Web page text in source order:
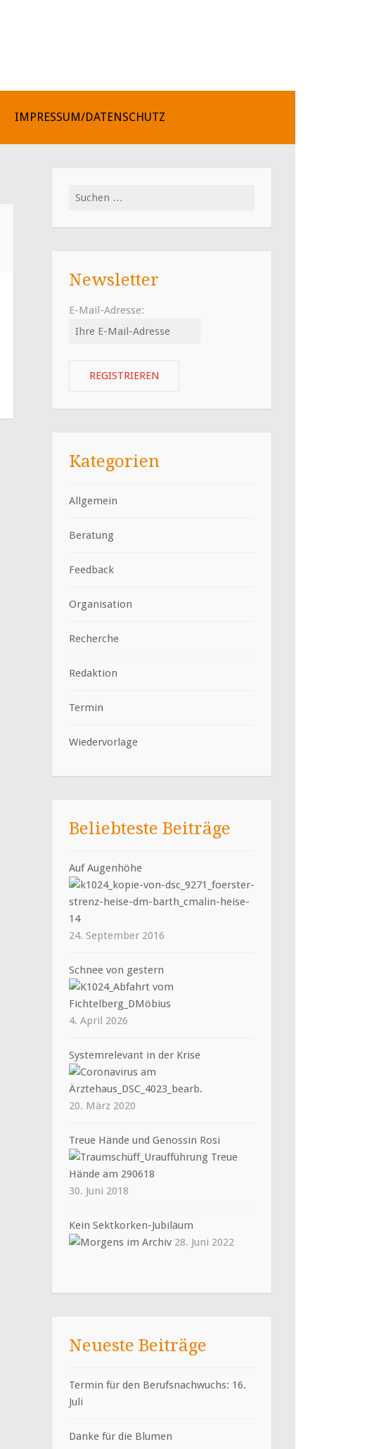
IMPRESSUM/DATENSCHUTZ
Suchen
Newsletter
E-Mail-Adresse:
Kategorien
Allgemein
Beratung
Feedback
Organisation
Recherche
Redaktion
Termin
Wiedervorlage
Beliebteste Beiträge
Auf Augenhöhe
24. September 2016
Schnee von gestern
4. April 2026
Systemrelevant in der Krise
20. März 2020
Treue Hände und Genossin Rosi
30. Juni 2018
Kein Sektkorken-Jubiläum
28. Juni 2022
Neueste Beiträge
Termin für den Berufsnachwuchs: 16.
Juli
Danke für die Blumen